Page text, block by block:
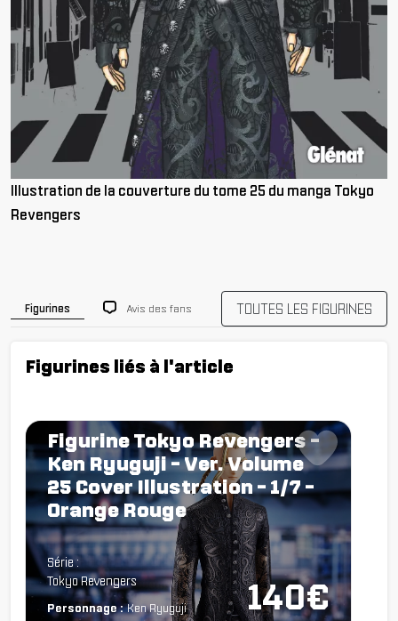
Illustration de la couverture du tome 25 du manga Tokyo
Revengers
Figurines Avis des fans TOUTES LES FIGURINES
Figurines liés à l'article
140€
Figurine Tokyo Revengers -
Ken Ryuguji - Ver. Volume
25 Cover Illustration - 1/7 -
Orange Rouge
Chargement...
Série :
Tokyo Revengers
Personnage : Ken Ryuguji